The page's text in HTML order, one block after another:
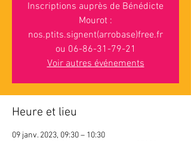
Inscriptions auprès de Bénédicte
Mourot :
nos.ptits.signent(arrobase)free.fr
ou 06-86-31-79-21
Voir autres événements
Heure et lieu
09 janv. 2023, 09:30 – 10:30